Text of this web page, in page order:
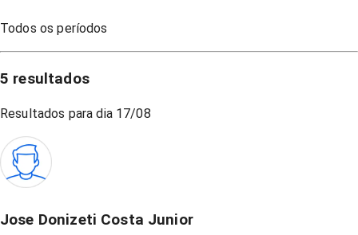
Todos os períodos
5 resultados
Resultados para dia 17/08
Jose Donizeti Costa Junior